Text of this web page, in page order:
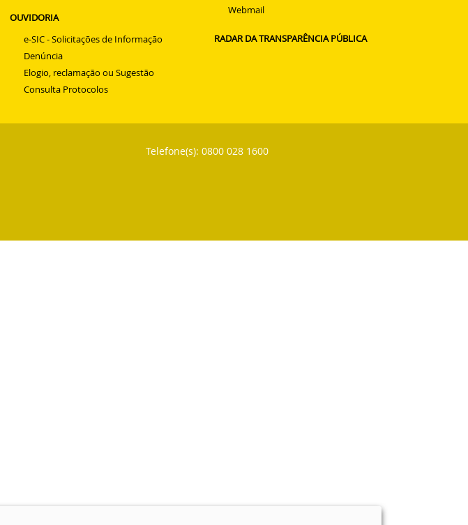
OUVIDORIA
e-SIC - Solicitações de Informação
Denúncia
Elogio, reclamação ou Sugestão
Consulta Protocolos
Webmail
RADAR DA TRANSPARÊNCIA PÚBLICA
Telefone(s): 0800 028 1600